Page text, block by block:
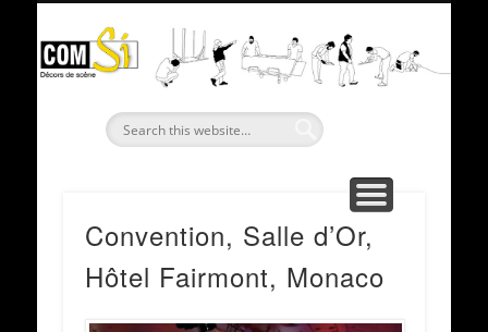
Convention, Salle d’Or,
Hôtel Fairmont, Monaco